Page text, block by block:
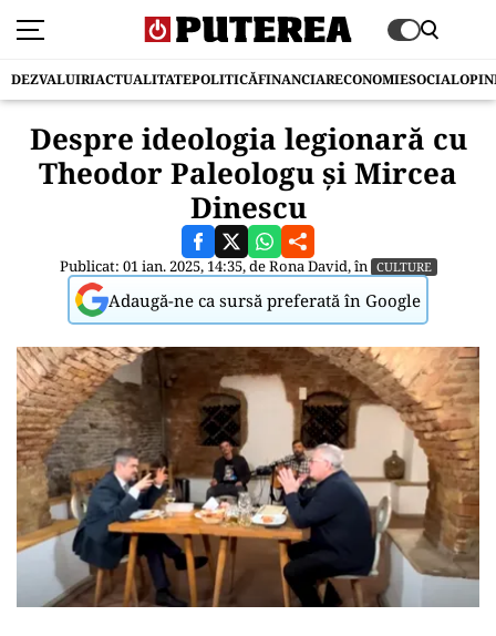
DEZVALUIRIACTUALITATEPOLITICĂFINANCIARECONOMIESOCIAL
Despre ideologia legionară cu
Theodor Paleologu și Mircea
Dinescu
Publicat: 01 ian. 2025, 14:35, deRona David, în CULTURE
Adaugă-ne ca sursă preferată în Google